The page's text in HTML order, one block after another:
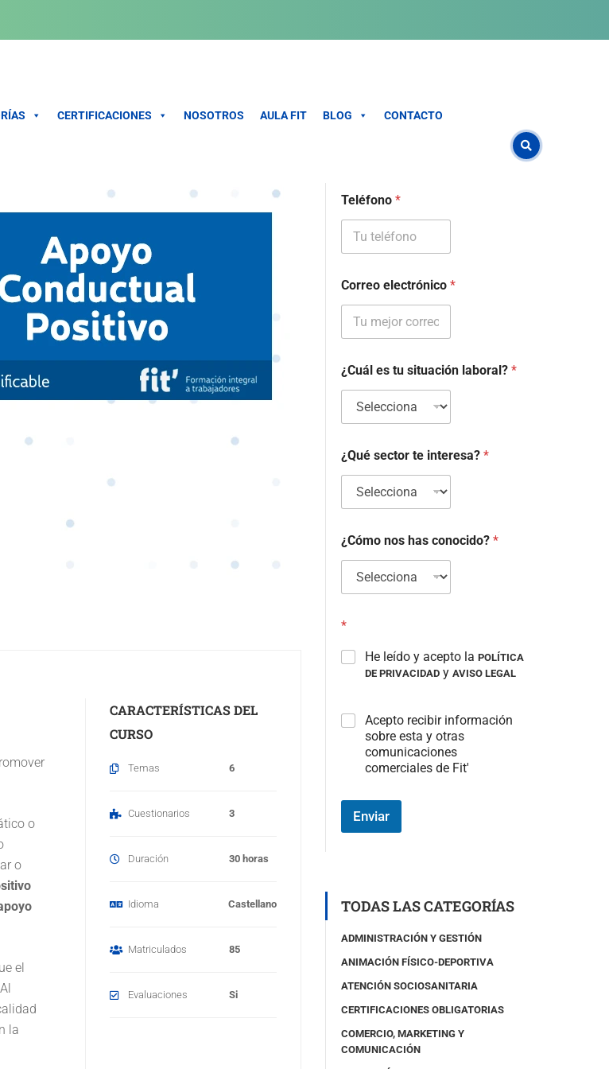
CERTIFICACIONES NOSOTROS AULA FIT BLOG CONTACTO
Bonificable
o
o
el
la
CARACTERÍSTICAS DEL
CURSO
Temas 6
Cuestionarios 3
Duración 30 horas
Idioma Castellano
Matriculados 85
Evaluaciones Si
Nombre*
Teléfono *
Correo electrónico *
¿Cuál es tu situación laboral? *
¿Qué sector te interesa? *
¿Cómo nos has conocido? *
*
He leído y acepto la POLÍTICA
DE PRIVACIDAD y AVISO LEGAL
C
a
3
c
)
Acepto recibir información
sobre esta y otras
comunicaciones
comerciales de Fit'
Enviar
TODAS LAS CATEGORÍAS
ADMINISTRACIÓN Y GESTIÓN
ANIMACIÓN FÍSICO-DEPORTIVA
ATENCIÓN SOCIOSANITARIA
CERTIFICACIONES OBLIGATORIAS
COMERCIO, MARKETING Y
COMUNICACIÓN